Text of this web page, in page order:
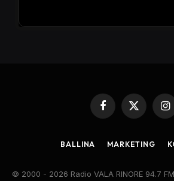
Facebook
X
BALLINA MARKETING
© 2000 - 2026 Radio VALA RINORE 94.7